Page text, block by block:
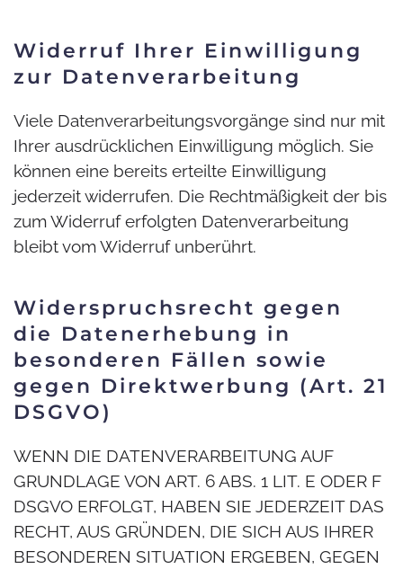
Widerruf Ihrer Einwilligung
zur Datenverarbeitung
Viele Datenverarbeitungsvorgänge sind nur mit
Ihrer ausdrücklichen Einwilligung möglich. Sie
können eine bereits erteilte Einwilligung
jederzeit widerrufen. Die Rechtmäßigkeit der bis
zum Widerruf erfolgten Datenverarbeitung
bleibt vom Widerruf unberührt.
Widerspruchsrecht gegen
die Datenerhebung in
besonderen Fällen sowie
gegen Direktwerbung (Art. 21
DSGVO)
WENN DIE DATENVERARBEITUNG AUF
GRUNDLAGE VON ART. 6 ABS. 1 LIT. E ODER F
DSGVO ERFOLGT, HABEN SIE JEDERZEIT DAS
RECHT, AUS GRÜNDEN, DIE SICH AUS IHRER
BESONDEREN SITUATION ERGEBEN, GEGEN